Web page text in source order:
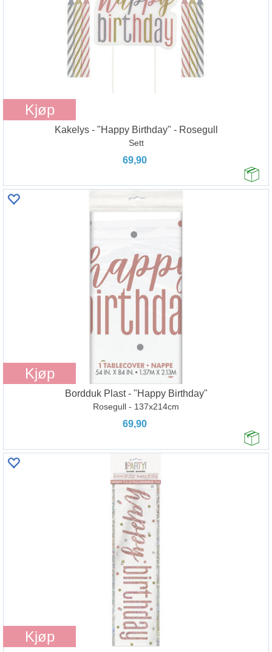
Kjøp
Kakelys - "Happy Birthday" - Rosegull
Sett
69,90
Kjøp
Bordduk Plast - "Happy Birthday"
Rosegull - 137x214cm
69,90
Kjøp